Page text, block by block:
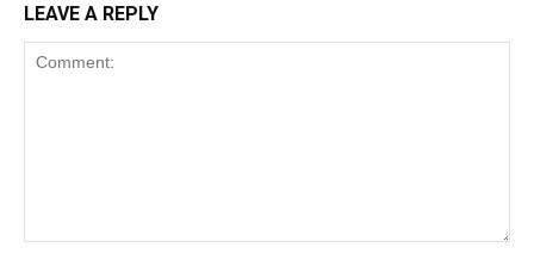
LEAVE A REPLY